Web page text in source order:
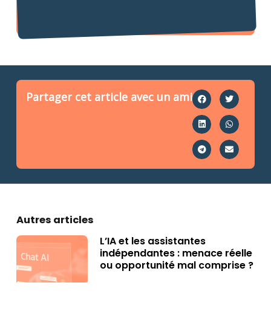
Partager cet article avec un ami
Autres articles
L’IA et les assistantes
indépendantes : menace réelle
ou opportunité mal comprise ?